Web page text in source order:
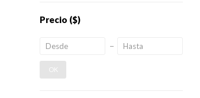
Precio ($)
OK